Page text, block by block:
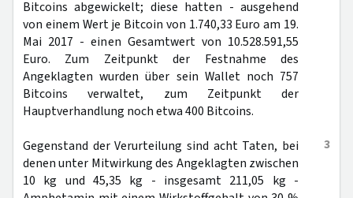
Bitcoins abgewickelt; diese hatten - ausgehend
von einem Wert je Bitcoin von 1.740,33 Euro am 19.
Mai 2017 - einen Gesamtwert von 10.528.591,55
Euro. Zum Zeitpunkt der Festnahme des
Angeklagten wurden über sein Wallet noch 757
Bitcoins verwaltet, zum Zeitpunkt der
Hauptverhandlung noch etwa 400 Bitcoins.
3
Gegenstand der Verurteilung sind acht Taten, bei
denen unter Mitwirkung des Angeklagten zwischen
10 kg und 45,35 kg - insgesamt 211,05 kg -